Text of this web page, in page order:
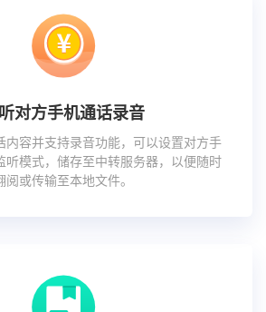
对方手机通话录音
内容并支持录音功能，可以设置对方手
听模式，储存至中转服务器，以便随时
阅或传输至本地文件。